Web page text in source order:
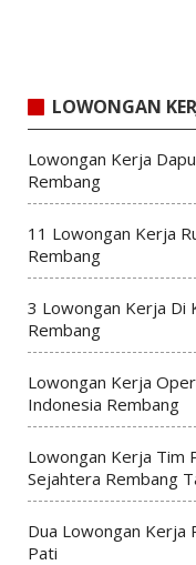
LOWONGAN
Lowongan Kerja
Rembang
11 Lowongan Kerja
Rembang
3 Lowongan Kerja Di
Rembang
Lowongan Kerja
Indonesia Rembang
Lowongan Kerja Tim
Sejahtera Rembang
Dua Lowongan Kerja
Pati